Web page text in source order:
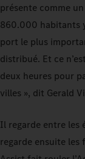
présente comme
860.000 habitants
port le plus
distribué. Et ce
deux heures pour
villes », dit Gerald
Il regarde entre les
regarde ensuite les